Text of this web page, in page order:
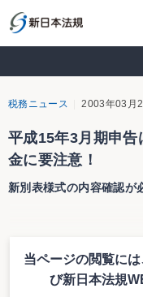
税務ニュース 2003年03月
平成15年3月期申告
金に要注意！
新別表様式の内容確認が
政府・財務省・国税庁は、
を平成15年3月後半に公表す
ものと、連結納税制度に関す
当ページの閲覧に
び新日本法規